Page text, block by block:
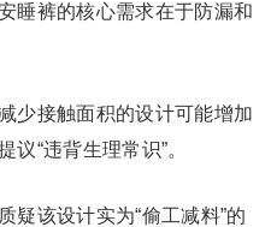
睡裤的核心需求在于防漏和
少接触面积的设计可能增加
“违背生理常识”。
疑该设计实为“偷工减料”的